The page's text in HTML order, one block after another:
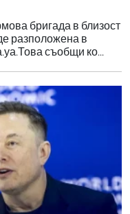
бригада в близост
разположена в
съобщи ко...